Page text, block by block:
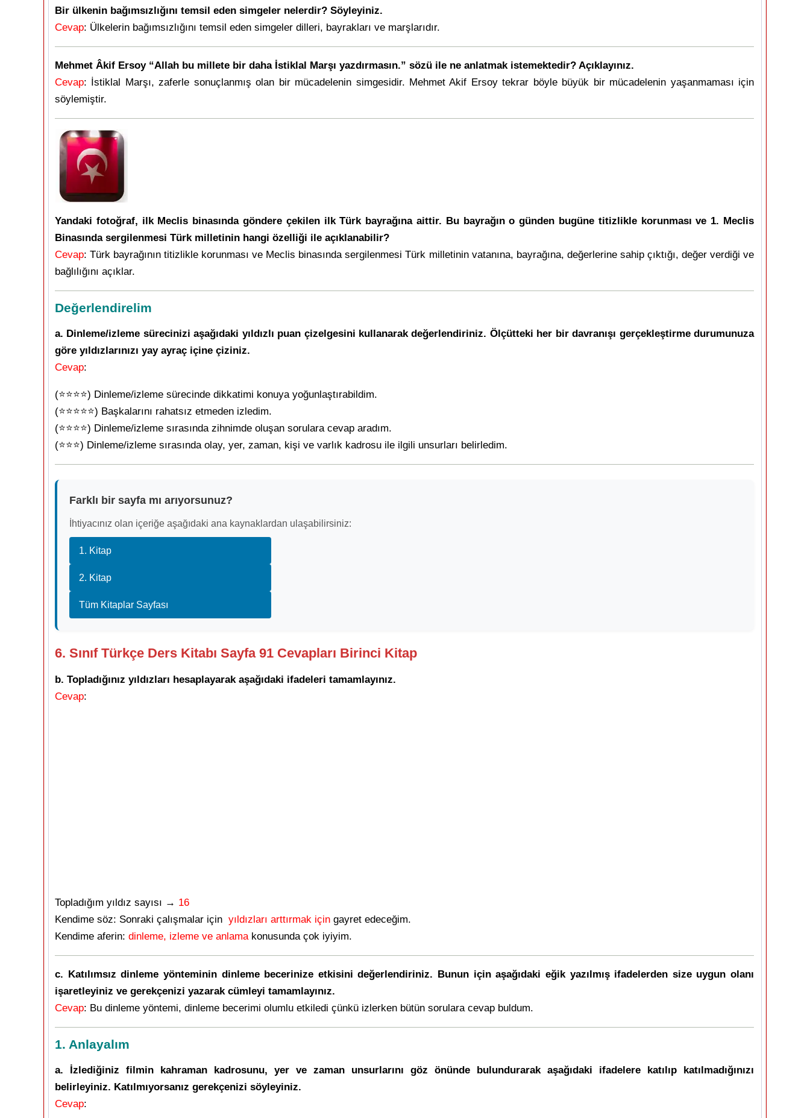
Bir ülkenin bağımsızlığını temsil eden simgeler nelerdir? Söyleyiniz.
Cevap: Ülkelerin bağımsızlığını temsil eden simgeler dilleri, bayrakları ve marşlarıdır.
Mehmet Âkif Ersoy “Allah bu millete bir daha İstiklal Marşı yazdırmasın.” sözü ile ne anlatmak istemektedir? Açıklayınız.
Cevap: İstiklal Marşı, zaferle sonuçlanmış olan bir mücadelenin simgesidir. Mehmet Akif Ersoy tekrar böyle büyük bir mücadelenin yaşanmaması için
söylemiştir.
Yandaki fotoğraf, ilk Meclis binasında göndere çekilen ilk Türk bayrağına aittir. Bu bayrağın o günden bugüne titizlikle korunması ve 1. Meclis
Binasında sergilenmesi Türk milletinin hangi özelliği ile açıklanabilir?
Cevap: Türk bayrağının titizlikle korunması ve Meclis binasında sergilenmesi Türk milletinin vatanına, bayrağına, değerlerine sahip çıktığı, değer verdiği ve
bağlılığını açıklar.
Değerlendirelim
a. Dinleme/izleme sürecinizi aşağıdaki yıldızlı puan çizelgesini kullanarak değerlendiriniz. Ölçütteki her bir davranışı gerçekleştirme durumunuza
göre yıldızlarınızı yay ayraç içine çiziniz.
Cevap:
(⭐️⭐️⭐️⭐️) Dinleme/izleme sürecinde dikkatimi konuya yoğunlaştırabildim.
(⭐️⭐️⭐️⭐️⭐️) Başkalarını rahatsız etmeden izledim.
(⭐️⭐️⭐️⭐️) Dinleme/izleme sırasında zihnimde oluşan sorulara cevap aradım.
(⭐️⭐️⭐️) Dinleme/izleme sırasında olay, yer, zaman, kişi ve varlık kadrosu ile ilgili unsurları belirledim.
Farklı bir sayfa mı arıyorsunuz?
İhtiyacınız olan içeriğe aşağıdaki ana kaynaklardan ulaşabilirsiniz:
1. Kitap
2. Kitap
Tüm Kitaplar Sayfası
6. Sınıf Türkçe Ders Kitabı Sayfa 91 Cevapları Birinci Kitap
b. Topladığınız yıldızları hesaplayarak aşağıdaki ifadeleri tamamlayınız.
Cevap:
Topladığım yıldız sayısı → 16
Kendime söz: Sonraki çalışmalar için yıldızları arttırmak için gayret edeceğim.
Kendime aferin: dinleme, izleme ve anlama konusunda çok iyiyim.
c. Katılımsız dinleme yönteminin dinleme becerinize etkisini değerlendiriniz. Bunun için aşağıdaki eğik yazılmış ifadelerden size uygun olanı
işaretleyiniz ve gerekçenizi yazarak cümleyi tamamlayınız.
Cevap: Bu dinleme yöntemi, dinleme becerimi olumlu etkiledi çünkü izlerken bütün sorulara cevap buldum.
1. Anlayalım
a. İzlediğiniz filmin kahraman kadrosunu, yer ve zaman unsurlarını göz önünde bulundurarak aşağıdaki ifadelere katılıp katılmadığınızı
belirleyiniz. Katılmıyorsanız gerekçenizi söyleyiniz.
Cevap: